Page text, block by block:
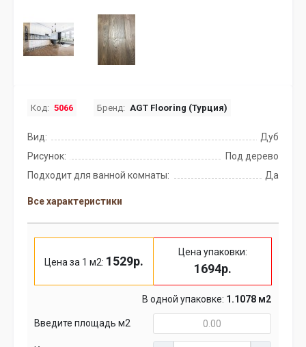
Код: 5066 Бренд: AGT Flooring (Турция)
Вид:
Дуб
Рисунок:
Под дерево
Подходит для ванной комнаты:
Да
Все характеристики
Цена за 1 м2: 1529р.
Цена упаковки:
1694р.
В одной упаковке: 1.1078 м2
Введите площадь м2